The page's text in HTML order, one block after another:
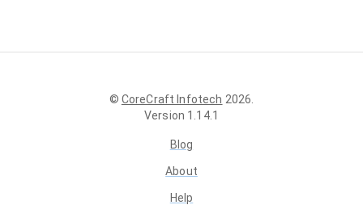
© CoreCraft Infotech 2026
Version 1.14.1
Blog
About
Help